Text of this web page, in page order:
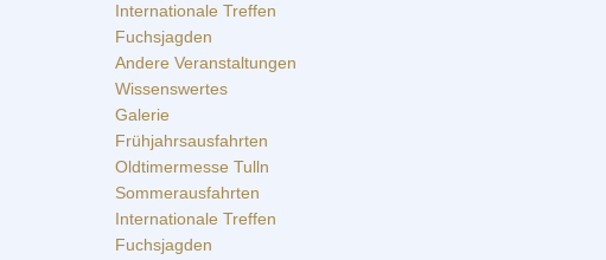
Internationale Treffen
Fuchsjagden
Andere Veranstaltungen
Wissenswertes
Galerie
Frühjahrsausfahrten
Oldtimermesse Tulln
Sommerausfahrten
Internationale Treffen
Fuchsjagden